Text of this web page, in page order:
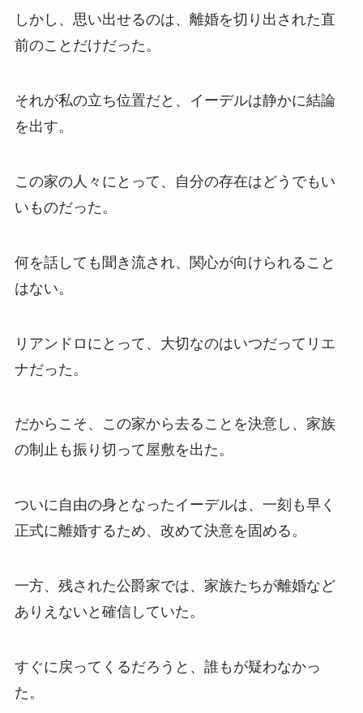
しかし、思い出せるのは、離婚を切り出された直
前のことだけだった。
それが私の立ち位置だと、イーデルは静かに結論
を出す。
この家の人々にとって、自分の存在はどうでもい
いものだった。
何を話しても聞き流され、関心が向けられること
はない。
リアンドロにとって、大切なのはいつだってリエ
ナだった。
だからこそ、この家から去ることを決意し、家族
の制止も振り切って屋敷を出た。
ついに自由の身となったイーデルは、一刻も早く
正式に離婚するため、改めて決意を固める。
一方、残された公爵家では、家族たちが離婚など
ありえないと確信していた。
すぐに戻ってくるだろうと、誰もが疑わなかっ
た。